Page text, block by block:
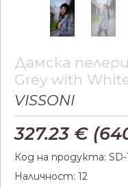
Дамска
Grey with
VISSONI
327.23 € (
Код на продукта: SD-
Наличност: 12